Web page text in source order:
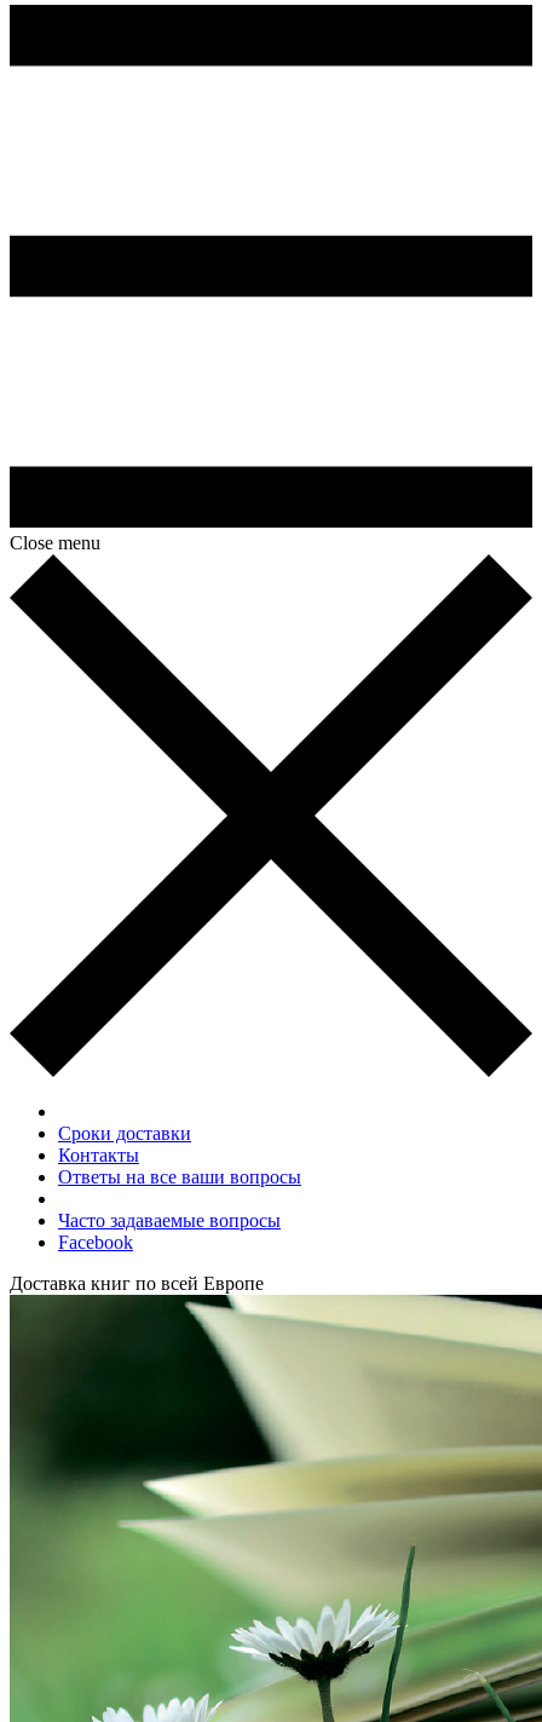
Close menu
Сроки доставки
Контакты
Ответы на все ваши вопросы
Часто задаваемые вопросы
Facebook
Доставка книг по всей Европе